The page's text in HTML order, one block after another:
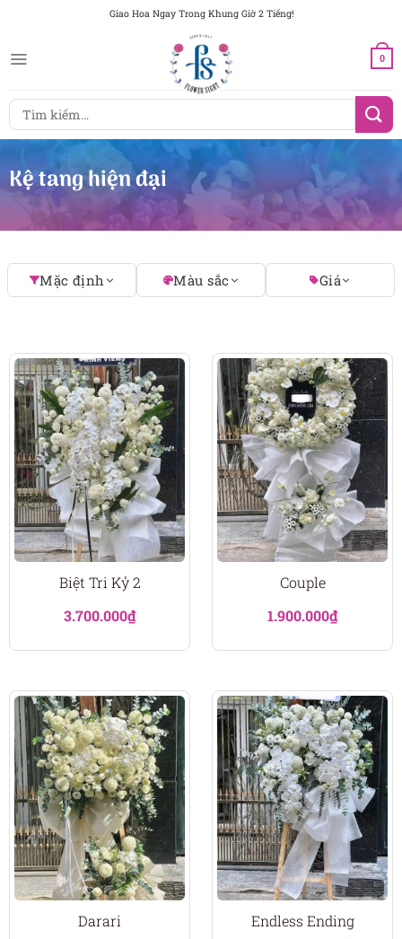
dung
Giao Hoa Ngay Trong Khung Giờ 2 Tiếng!
0
Tìm
kiếm:
Kệ tang hiện đại
Mặc định Màu sắc Giá
Biệt Tri Kỷ 2
3.700.000₫
Couple
1.900.000₫
Darari
Endless Ending